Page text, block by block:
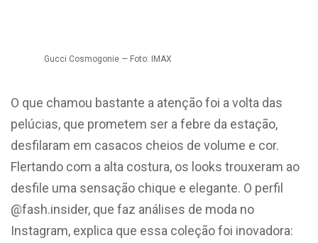
Gucci Cosmogonie — Foto: IMAX
O que chamou bastante a atenção foi a volta das
pelúcias, que prometem ser a febre da estação,
desfilaram em casacos cheios de volume e cor.
Flertando com a alta costura, os looks trouxeram ao
desfile uma sensação chique e elegante. O perfil
@fash.insider, que faz análises de moda no
Instagram, explica que essa coleção foi inovadora: